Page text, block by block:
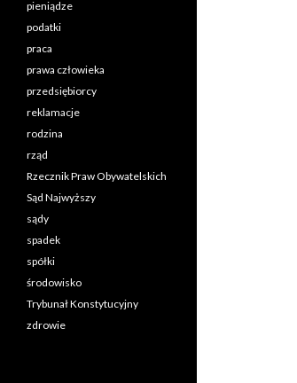
pieniądze
podatki
praca
prawa człowieka
przedsiębiorcy
reklamacje
rodzina
rząd
Rzecznik Praw Obywatelskich
Sąd Najwyższy
sądy
spadek
spółki
środowisko
Trybunał Konstytucyjny
zdrowie